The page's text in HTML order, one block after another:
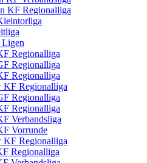
KF Regionalliga
Ligen
Regionalliga
Regionalliga
Regionalliga
KF Regionalliga
Regionalliga
Regionalliga
Verbandsliga
Vorrunde
KF Regionalliga
Regionalliga